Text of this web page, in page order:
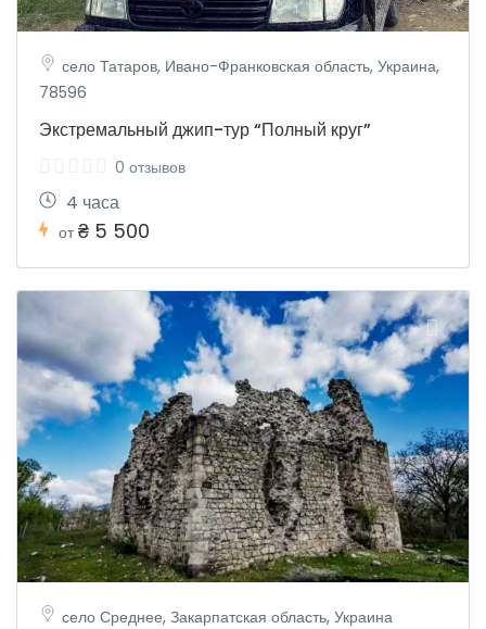
село Татаров, Ивано-Франковская область, Украина,
78596
Экстремальный джип-тур “Полный круг”
0 отзывов
4 часа
от₴ 5 500
село Среднее, Закарпатская область, Украина